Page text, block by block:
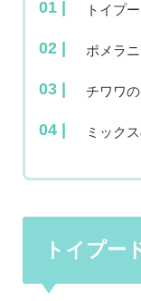
トイプ
ポメラ
チワワ
ミック
トイプー